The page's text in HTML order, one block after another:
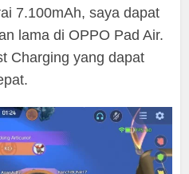
7.100mAh, saya dapat
lama di OPPO Pad Air.
Charging yang dapat